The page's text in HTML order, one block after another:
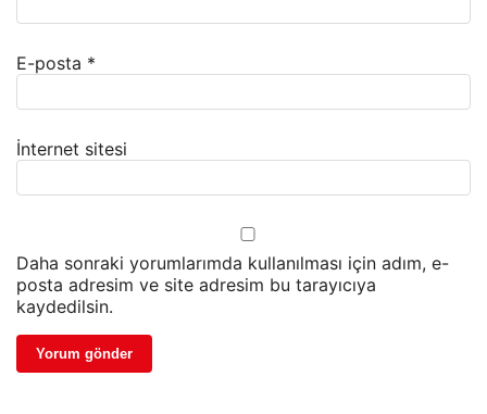
E-posta *
İnternet sitesi
Daha sonraki yorumlarımda kullanılması için adım, e-
posta adresim ve site adresim bu tarayıcıya
kaydedilsin.